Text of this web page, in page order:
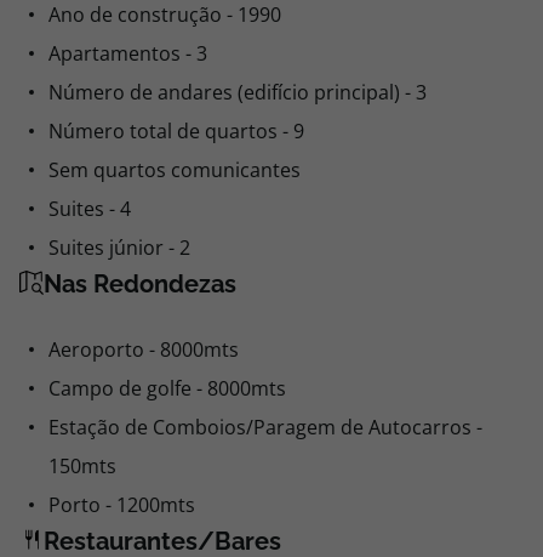
Ano de construção - 1990
Apartamentos - 3
Número de andares (edifício principal) - 3
Número total de quartos - 9
Sem quartos comunicantes
Suites - 4
Suites júnior - 2
Nas Redondezas
Aeroporto - 8000mts
Campo de golfe - 8000mts
Estação de Comboios/Paragem de Autocarros -
150mts
Porto - 1200mts
Restaurantes/Bares